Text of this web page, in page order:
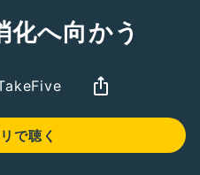
へ向かう
で聴く